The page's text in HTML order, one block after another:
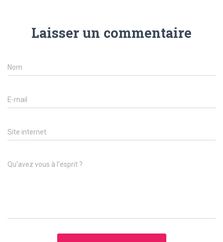
Laisser un commentaire
Nom
E-mail
Site internet
Qu’avez vous à l’esprit ?